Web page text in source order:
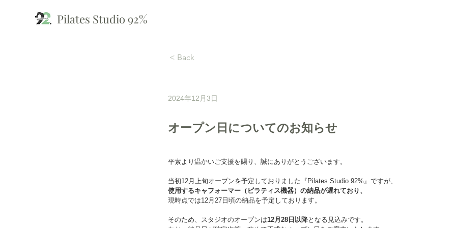
Pilates Studio 92%
< Back
2024年12月3日
オープン日についてのお知らせ
平素より温かいご支援を賜り、誠にありがとうございます。
当初12月上旬オープンを予定しておりました『Pilates Studio 92%』ですが、
使用するキャフォーマー（ピラティス機器）の納品が遅れており、
現時点では12月27日頃の納品を予定しております。
そのため、スタジオのオープンは12月28日以降となる見込みです。